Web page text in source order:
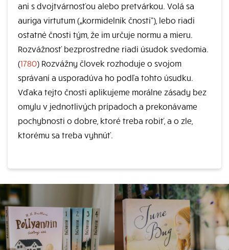
ani s dvojtvárnosťou alebo pretvárkou. Volá sa
auriga virtutum („kormidelník čností“), lebo riadi
ostatné čnosti tým, že im určuje normu a mieru.
Rozvážnosť bezprostredne riadi úsudok svedomia.
(1780) Rozvážny človek rozhoduje o svojom
správaní a usporadúva ho podľa tohto úsudku.
Vďaka tejto čnosti aplikujeme morálne zásady bez
omylu v jednotlivých prípadoch a prekonávame
pochybnosti o dobre, ktoré treba robiť, a o zle,
ktorému sa treba vyhnúť.